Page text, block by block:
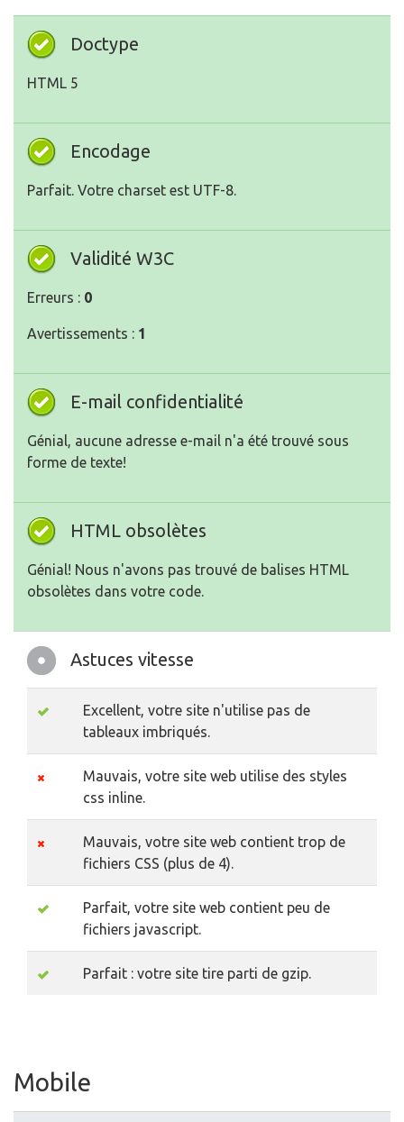
Doctype
HTML 5
Encodage
Parfait. Votre charset est UTF-8.
Validité W3C
Erreurs : 0
Avertissements : 1
E-mail confidentialité
Génial, aucune adresse e-mail n'a été trouvé sous
forme de texte!
HTML obsolètes
Génial! Nous n'avons pas trouvé de balises HTML
obsolètes dans votre code.
Astuces vitesse
Excellent, votre site n'utilise pas de
tableaux imbriqués.
Mauvais, votre site web utilise des styles
css inline.
Mauvais, votre site web contient trop de
fichiers CSS (plus de 4).
Parfait, votre site web contient peu de
fichiers javascript.
Parfait : votre site tire parti de gzip.
Mobile